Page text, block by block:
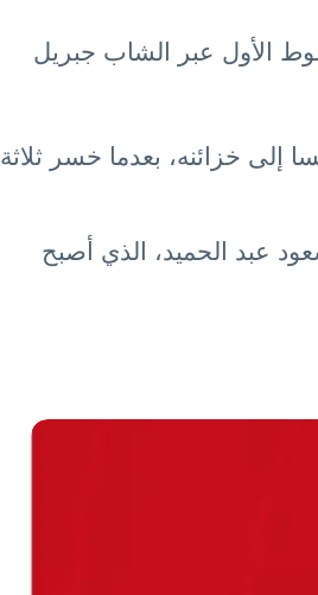
الأول عبر الشاب جبريل
خزائنه، بعدما خسر ثلاثة
عبد الحميد، الذي أصبح